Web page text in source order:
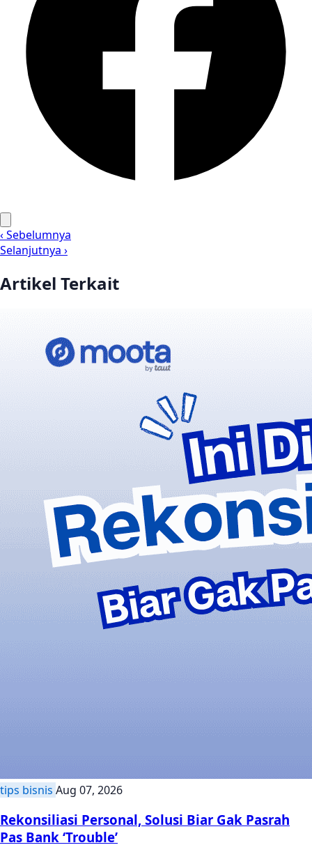
‹ Sebelumnya
Selanjutnya ›
Artikel Terkait
tips bisnis Aug 07, 2026
Rekonsiliasi Personal, Solusi Biar Gak Pasrah
Pas Bank ‘Trouble’